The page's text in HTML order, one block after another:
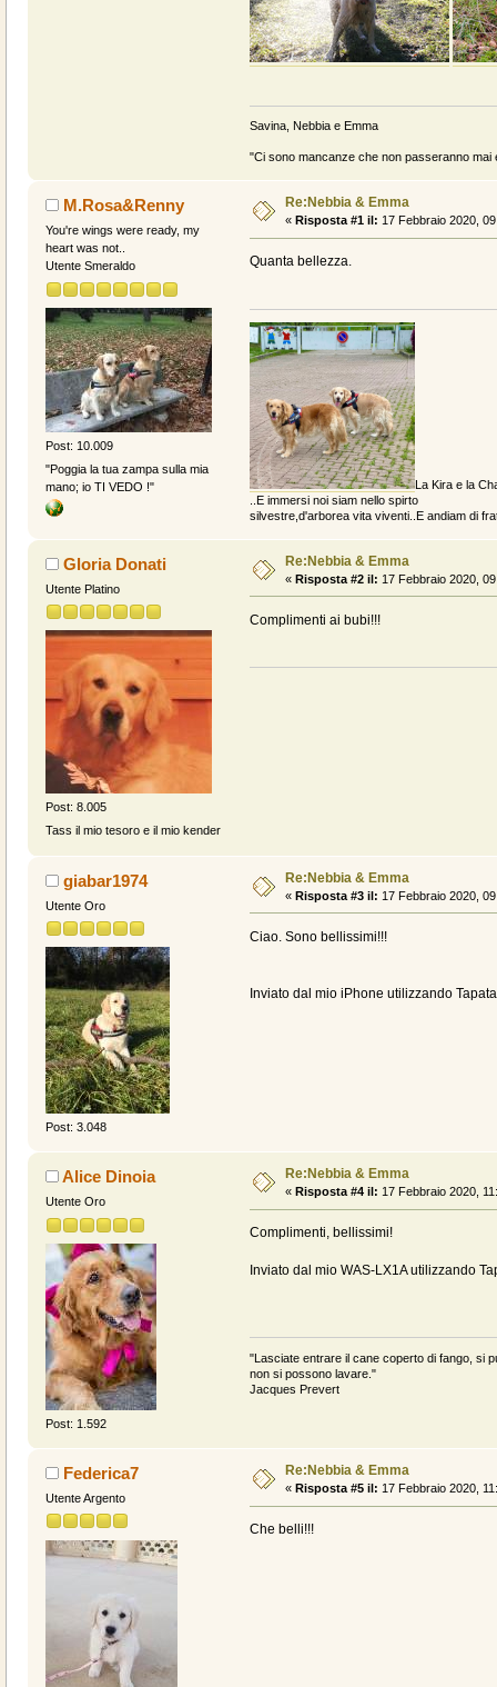
Savina, Nebbia e Emma
"Ci sono mancanze che non passeranno
M.Rosa&Renny
You're wings were ready, my
heart was not..
Utente Smeraldo
Post: 10.009
"Poggia la tua zampa sulla mia
mano; io TI VEDO !"
Re:Nebbia & Emma
« Risposta #1 il: 17 Febbraio 2020,
Quanta bellezza.
La Kira e la
..E immersi noi siam nello spirto
silvestre,d'arborea vita viventi..E andiam di
Gloria Donati
Utente Platino
Post: 8.005
Tass il mio tesoro e il mio kender
Re:Nebbia & Emma
« Risposta #2 il: 17 Febbraio 2020,
Complimenti ai bubi!!!
giabar1974
Utente Oro
Post: 3.048
Re:Nebbia & Emma
« Risposta #3 il: 17 Febbraio 2020,
Ciao. Sono bellissimi!!!
Inviato dal mio iPhone utilizzando
Alice Dinoia
Utente Oro
Post: 1.592
Re:Nebbia & Emma
« Risposta #4 il: 17 Febbraio 2020,
Complimenti, bellissimi!
Inviato dal mio WAS-LX1A utilizzando
"Lasciate entrare il cane coperto di fango, si
non si possono lavare."
Jacques Prevert
Federica7
Utente Argento
Re:Nebbia & Emma
« Risposta #5 il: 17 Febbraio 2020,
Che belli!!!